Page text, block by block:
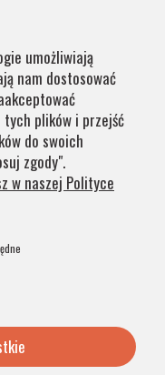
produktu. W
Wierzymy, że na
.
umożliwiają
nam dostosować
plików i przejść
do swoich
zgody".
w naszej Polityce